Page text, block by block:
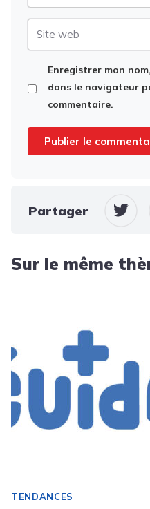
Enregistrer mon
dans le navigateur
commentaire.
Partager
Sur le même
TENDANCES